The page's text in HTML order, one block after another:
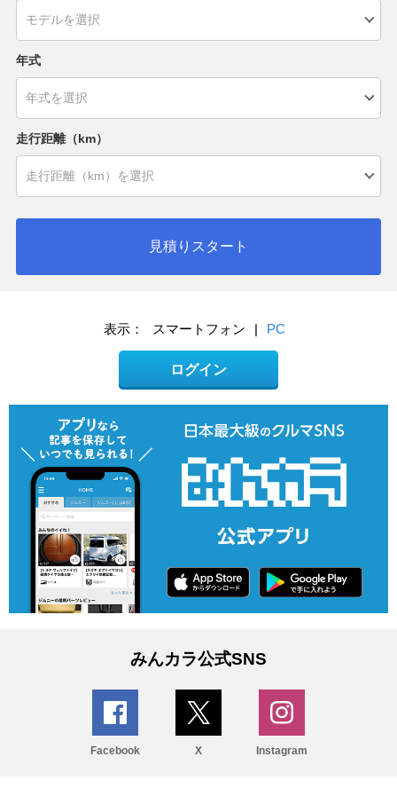
年式
走行距離（km）
見積りスタート
表示： スマートフォン | PC
ログイン
みんカラ公式SNS
Facebook X Instagram